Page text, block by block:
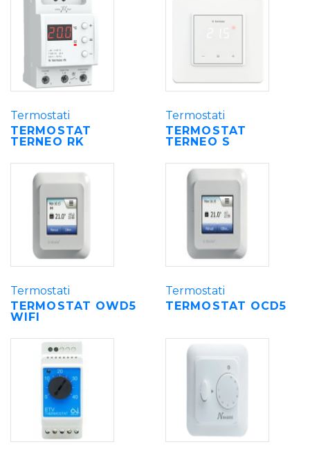
Termostati
TERMOSTAT
TERNEO RK
Termostati
TERMOSTAT
TERNEO S
Termostati
TERMOSTAT OWD5
WIFI
Termostati
TERMOSTAT OCD5